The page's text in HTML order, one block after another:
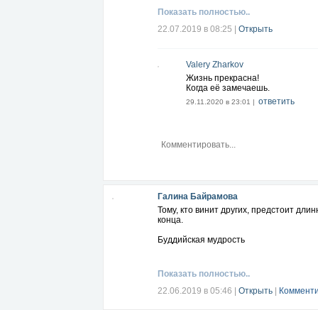
Показать полностью..
22.07.2019 в 08:25
Открыть
Valery Zharkov
Жизнь прекрасна!
Когда её замечаешь.
29.11.2020 в 23:01 | ответить
Галина Байрамова
Тому, кто винит других, предстоит
конца.
Буддийская мудроcть
Показать полностью..
22.06.2019 в 05:46
Открыть